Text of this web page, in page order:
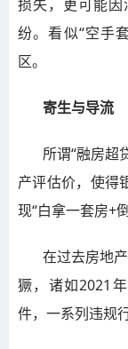
损失，更可能
纷。看似“空手
区。
寄生与导流
所谓“融房超
产评估价，使得
现“白拿一套房+
在过去房地
獗，诸如2021
件，一系列违规